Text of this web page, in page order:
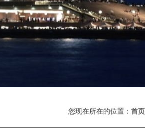
您现在所在的位置： 首页